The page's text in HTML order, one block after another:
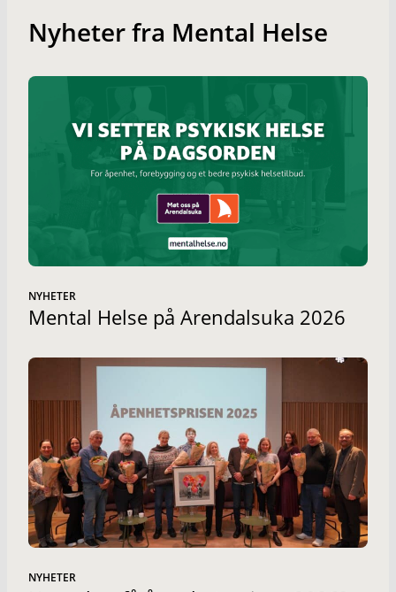
Nyheter fra Mental Helse
NYHETER
Mental Helse på Arendalsuka 2026
NYHETER